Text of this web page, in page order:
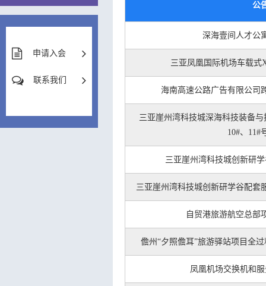
申请入会
联系我们
公
深海壹间人才公
三亚凤凰国际机场车载式
海南高速公路广告有限公司
三亚崖州湾科技城深海科技装备
10#、11#
三亚崖州湾科技城创新研
三亚崖州湾科技城创新研学谷配套
自贸港旅游航空总部
儋州“夕照儋耳”旅游驿站项目全
凤凰机场交换机和